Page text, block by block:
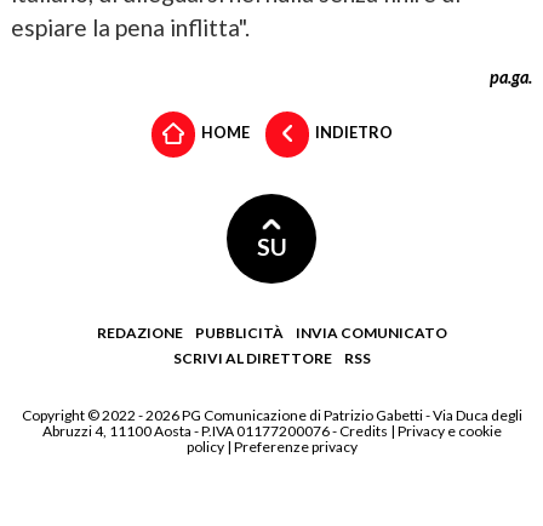
espiare la pena inflitta".
pa.ga.
HOME INDIETRO
SU
REDAZIONE PUBBLICITÀ
INVIA COMUNICATO
SCRIVI AL DIRETTORE
RSS
Copyright © 2022 - 2026 PG Comunicazione di Patrizio Gabetti - Via Duca degli
Abruzzi 4, 11100 Aosta - P.IVA 01177200076 -Credits | Privacy e cookie
policy| Preferenze privacy